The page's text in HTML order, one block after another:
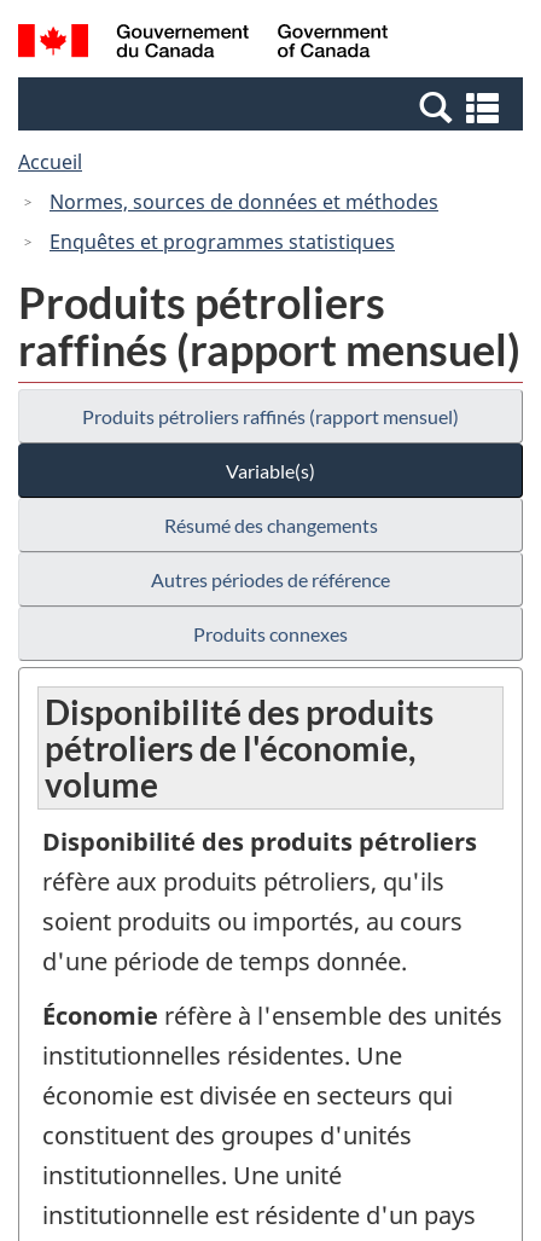
Passer
au
Passer
à
Canada
Recherche
et
et
Accueil
Normes, sources de données et méthodes
Enquêtes et programmes statistiques
Produits pétroliers
raffinés (rapport mensuel)
Produits pétroliers raffinés (rapport mensuel)
Variable(s)
Résumé des changements
Autres périodes de référence
Produits connexes
Disponibilité des produits
pétroliers de l'économie,
volume
Disponibilité des produits pétroliers
réfère aux produits pétroliers, qu'ils
soient produits ou importés, au cours
d'une période de temps donnée.
Économie réfère à l'ensemble des unités
institutionnelles résidentes. Une
économie est divisée en secteurs qui
constituent des groupes d'unités
institutionnelles. Une unité
institutionnelle est résidente d'un pays